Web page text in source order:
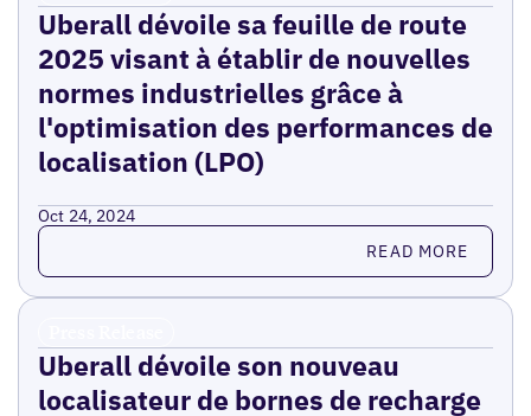
Uberall dévoile sa feuille de route
2025 visant à établir de nouvelles
normes industrielles grâce à
l'optimisation des performances de
localisation (LPO)
Oct 24, 2024
Read more READ MORE
Uberall dévoile son nouveau
localisateur de bornes de recharge